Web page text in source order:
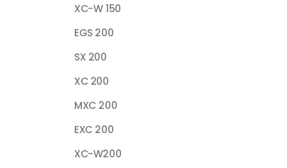
XC-W 150
EGS 200
SX 200
XC 200
MXC 200
EXC 200
XC-W200